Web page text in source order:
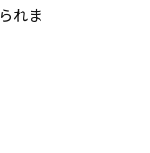
れま